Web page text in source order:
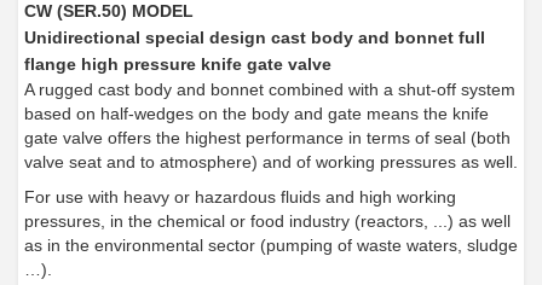
​​​​​​​CW (SER.50) MODEL
Unidirectional special design cast body and bonnet full
flange high pressure knife gate valve
A rugged cast body and bonnet combined with a shut-off system
based on half-wedges on the body and gate means the knife
gate valve offers the highest performance in terms of seal (both
valve seat and to atmosphere) and of working pressures as well.
For use with heavy or hazardous fluids and high working
pressures, in the chemical or food industry (reactors, ...) as well
as in the environmental sector (pumping of waste waters, sludge
…).